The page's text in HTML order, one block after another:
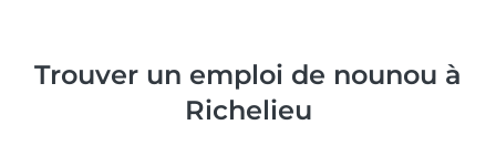
Trouver un emploi de nounou à
Richelieu